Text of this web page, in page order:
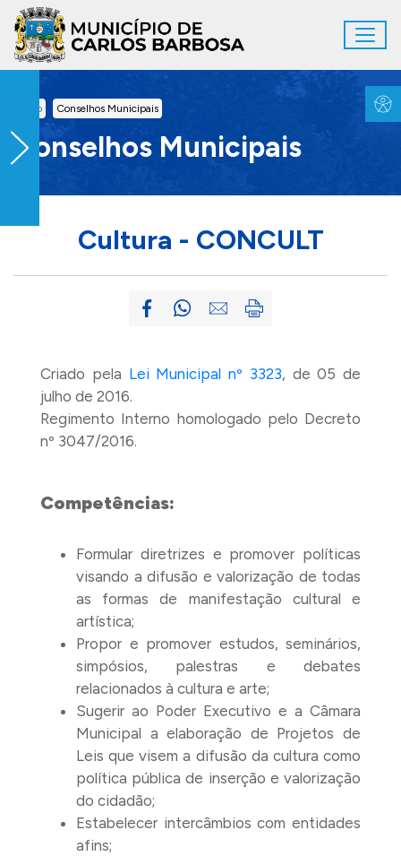
Ir para conteúdo principal
Inicio Conselhos Municipais
Conselhos Municipais
Cultura - CONCULT
Criado pela Lei Municipal nº 3323, de 05 de
julho de 2016.
Regimento Interno homologado pelo Decreto
nº 3047/2016.
Competências:
Formular diretrizes e promover políticas
visando a difusão e valorização de todas
as formas de manifestação cultural e
artística;
Propor e promover estudos, seminários,
simpósios, palestras e debates
relacionados à cultura e arte;
Sugerir ao Poder Executivo e a Câmara
Municipal a elaboração de Projetos de
Leis que visem a difusão da cultura como
política pública de inserção e valorização
do cidadão;
Estabelecer intercâmbios com entidades
afins;